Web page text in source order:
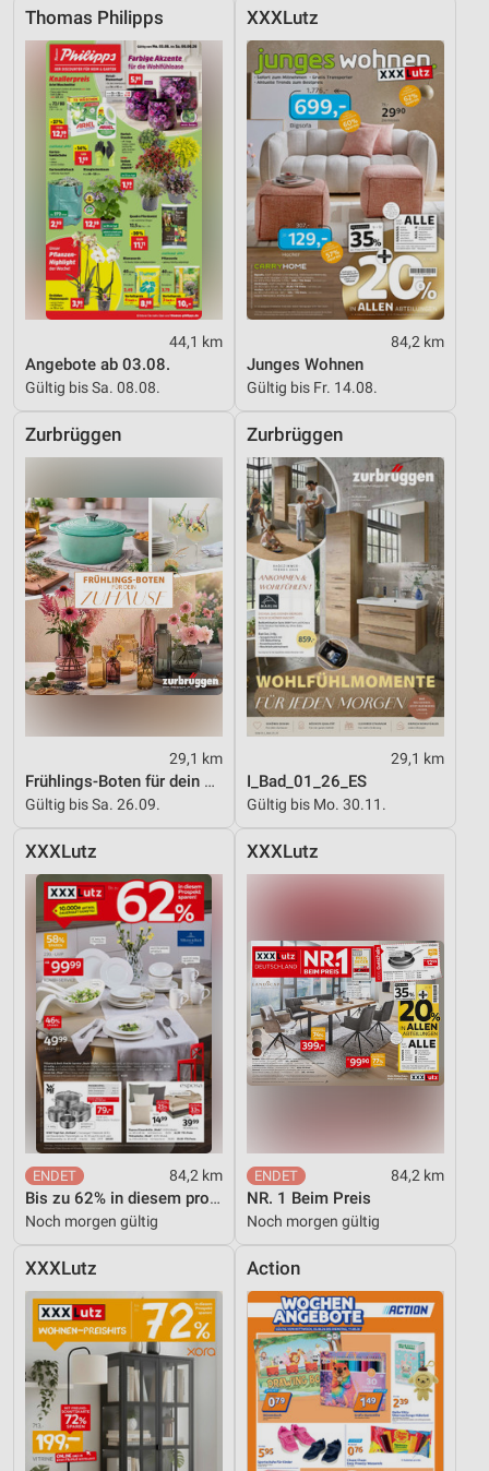
Thomas Philipps
44,1 km
Angebote ab 03.08.
Gültig bis Sa. 08.08.
XXXLutz
84,2 km
Junges Wohnen
Gültig bis Fr. 14.08.
Zurbrüggen
29,1 km
Frühlings-Boten für dein Zuhause
Gültig bis Sa. 26.09.
Zurbrüggen
29,1 km
I_Bad_01_26_ES
Gültig bis Mo. 30.11.
XXXLutz
84,2 km
Bis zu 62% in diesem prospekt
Noch morgen gültig
XXXLutz
84,2 km
NR. 1 Beim Preis
Noch morgen gültig
XXXLutz Action